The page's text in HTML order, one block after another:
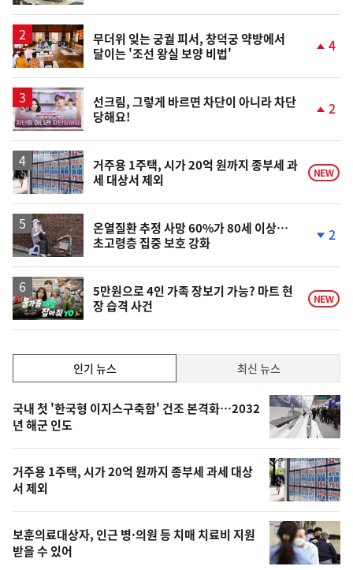
일
무더위 잊는 궁궐 피서, 창덕궁 약방에서
달이는 '조선 왕실 보양 비법'
계
4
영
상
선크림, 그렇게 바르면 차단이 아니라 차단
당해요!
계
승
2
거주용 1주택, 시가 20억 원까지 종부세 과
세 대상서 제외
NEW
온열질환 추정 사망 60%가 80세 이상…
초고령층 집중 보호 강화
계
락
2
영
상
5만원으로 4인 가족 장보기 가능? 마트 현
장 습격 사건
NEW
기,
최
신,
오
늘
의
영
상
인기 뉴스 최신 뉴스
기
뉴
스
국내 첫 '한국형 이지스구축함' 건조 본격화…2032
년 해군 인도
거주용 1주택, 시가 20억 원까지 종부세 과세 대상
서 제외
보훈의료대상자, 인근 병·의원 등 치매 치료비 지원
받을 수 있어